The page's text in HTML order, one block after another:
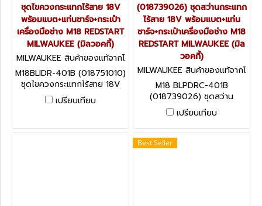
ชุดไขควงกระแทกไร้สาย 18V
พร้อมแบต+แท่นชาร์จ+กระเป๋า
เครื่องมือช่าง M18 REDSTART
MILWAUKEE (มิลวอคกี้)
MILWAUKEE สินค้าของแท้จากโ
รงงานผู้ผลิต M18BLIDR-401B
(018751010)
M18BLIDR-401B (018751010)
ชุดไขควงกระแทกไร้สาย 18V
พร้อมแบต+แท่นชาร์จ+กระเป๋า
เครื่องมือช่าง M18 REDSTART
เปรียบเทียบ
(018739026) ชุดสว่านกระแทก
ไร้สาย 18V พร้อมแบต+แท่น
ชาร์จ+กระเป๋าเครื่องมือช่าง M18
REDSTART MILWAUKEE (มิล
วอคกี้)
MILWAUKEE สินค้าของแท้จากโ
รงงานผู้ผลิต M18 BLPDRC-4
01B (018739026)
M18 BLPDRC-401B
(018739026) ชุดสว่าน
กระแทกไร้สาย 18V พร้อม
แบต+แท่นชาร์จ+กระเป๋าเครื่อง
มือช่าง M18 REDSTART
MILWAUKEE (มิลวอคกี้)
เปรียบเทียบ
Best Seller